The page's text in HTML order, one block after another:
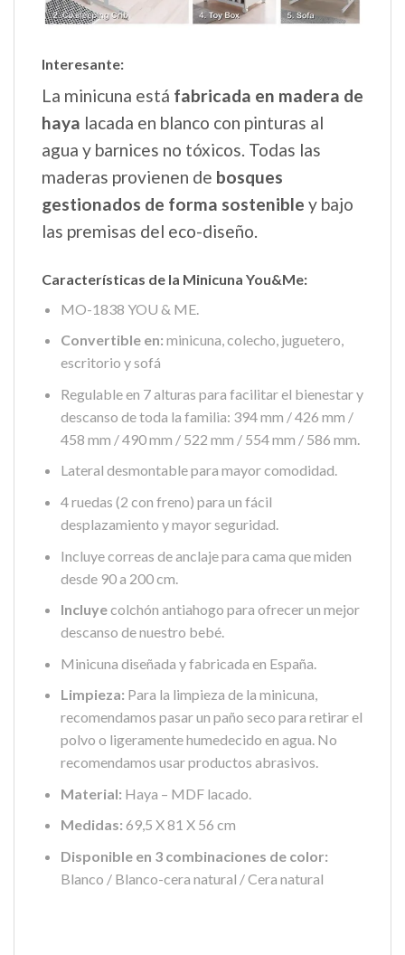
Interesante:
La minicuna está fabricada en madera de
haya lacada en blanco con pinturas al
agua y barnices no tóxicos. Todas las
maderas provienen de bosques
gestionados de forma sostenible y bajo
las premisas del eco-diseño.
Características de la Minicuna You&Me:
MO-1838 YOU & ME.
Convertible en: minicuna, colecho, juguetero,
escritorio y sofá
Regulable en 7 alturas para facilitar el bienestar y
descanso de toda la familia: 394 mm / 426 mm /
458 mm / 490 mm / 522 mm / 554 mm / 586 mm.
Lateral desmontable para mayor comodidad.
4 ruedas (2 con freno) para un fácil
desplazamiento y mayor seguridad.
Incluye correas de anclaje para cama que miden
desde 90 a 200 cm.
Incluyecolchón antiahogo para ofrecer un mejor
descanso de nuestro bebé.
Minicuna diseñada y fabricada en España.
Limpieza: Para la limpieza de la minicuna,
recomendamos pasar un paño seco para retirar el
polvo o ligeramente humedecido en agua. No
recomendamos usar productos abrasivos.
Material: Haya – MDF lacado.
Medidas: 69,5 X 81 X 56 cm
Disponible en 3 combinaciones de color:
Blanco / Blanco-cera natural / Cera natural